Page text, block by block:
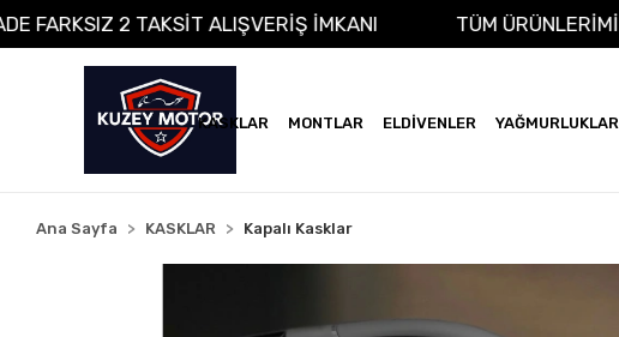
VADE FARKSIZ 2 TAKSİT ALIŞVERİŞ İMKANI TÜM
KASKLAR MONTLAR ELDİVENLER YAĞMURLUKLAR
Ana Sayfa KASKLAR Kapalı Kasklar